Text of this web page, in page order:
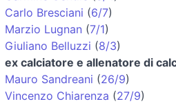
Carlo Bresciani (6/7)
Marzio Lugnan (7/1)
Giuliano Belluzzi (8/3)
ex calciatore e allenatore di
Mauro Sandreani (26/9)
Vincenzo Chiarenza (27/9)